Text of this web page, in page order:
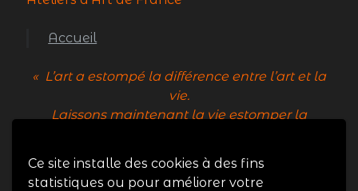
Ce site installe des cookies à des fins
statistiques ou pour améliorer votre
Accueil
« L’art a estompé la différence entre l’art et la
vie.
Laissons maintenant la vie estomper la